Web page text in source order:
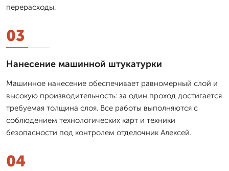
перерасходы.
03
Нанесение машинной штукатурки
Машинное нанесение обеспечивает равномерный слой и
высокую производительность: за один проход достигается
требуемая толщина слоя. Все работы выполняются с
соблюдением технологических карт и техники
безопасности под контролем отделочник Алексей.
04